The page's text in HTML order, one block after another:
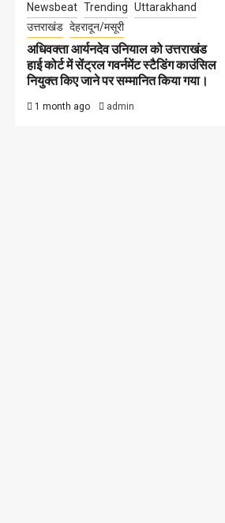
Newsbeat Trending Uttarakhand
उत्तराखंड देहरादून/मसूरी
अधिवक्ता आर्यनदेव उनियाल को उत्तराखंड
हाई कोर्ट में सेंट्रल गवर्नमेंट स्टैडिंग काउंसिल
नियुक्त किए जाने पर सम्मानित किया गया।
1 month ago admin